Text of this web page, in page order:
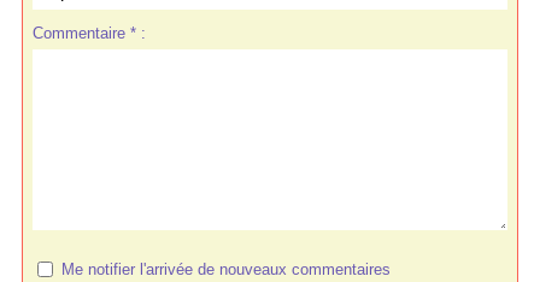
Commentaire * :
Me notifier l'arrivée de nouveaux commentaires